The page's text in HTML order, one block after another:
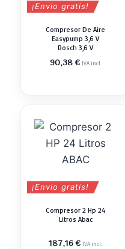
¡Envio gratis!
Compresor De Aire
Easypump 3,6 V
Bosch 3,6 V
90,38€ IVA incl.
¡Envio gratis!
Compresor 2 Hp 24
Litros Abac
187,16€ IVA incl.